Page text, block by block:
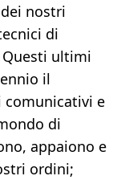
nostri
di
Questi ultimi
il
e
di
appaiono e
ordini;